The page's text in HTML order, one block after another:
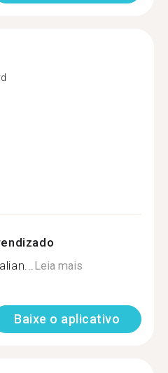
Leia mais
Baixe o aplicativo